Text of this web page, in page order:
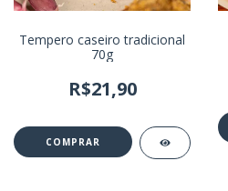
Tempero caseiro tradicional
70g
R$21,90